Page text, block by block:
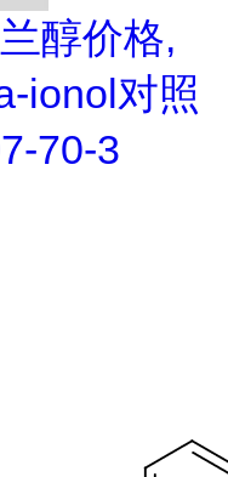
醇价格,
ionol对照
70-3